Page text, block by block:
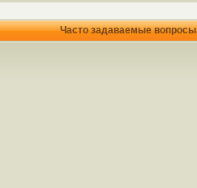
Часто задаваемые вопросы